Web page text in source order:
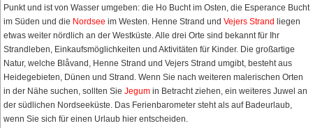
Punkt und ist von Wasser umgeben: die Ho Bucht im Osten, die Esperance Bucht
im Süden und die Nordsee im Westen. Henne Strand und Vejers Strand liegen
etwas weiter nördlich an der Westküste. Alle drei Orte sind bekannt für Ihr
Strandleben, Einkaufsmöglichkeiten und Aktivitäten für Kinder. Die großartige
Natur, welche Blåvand, Henne Strand und Vejers Strand umgibt, besteht aus
Heidegebieten, Dünen und Strand. Wenn Sie nach weiteren malerischen Orten
in der Nähe suchen, sollten Sie Jegum in Betracht ziehen, ein weiteres Juwel an
der südlichen Nordseeküste. Das Ferienbarometer steht als auf Badeurlaub,
wenn Sie sich für einen Urlaub hier entscheiden.